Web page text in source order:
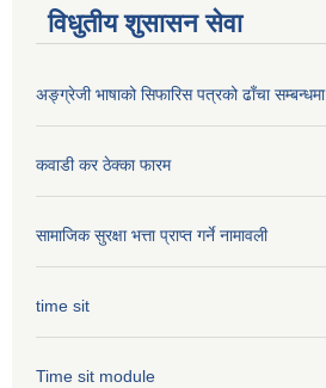
विधुतीय शुसासन सेवा
अङ्ग्रेजी भाषाको सिफारिस पत्रको ढाँचा सम्बन्धमा
कवाडी कर ठेक्का फारम
सामाजिक सुरक्षा भत्ता प्राप्त गर्ने नामावली
time sit
Time sit module